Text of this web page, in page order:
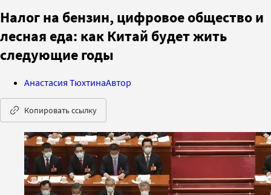
Налог на бензин, цифровое общество и
лесная еда: как Китай будет жить
следующие годы
Анастасия ТюхтинаАвтор
Копировать ссылку